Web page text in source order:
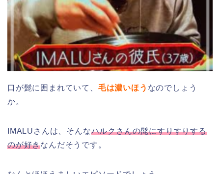
口が髭に囲まれていて、 毛は濃いほう なのでしょう
か。
IMALUさんは、そんなハルクさんの髭にすりすりする
のが好きなんだそうです。